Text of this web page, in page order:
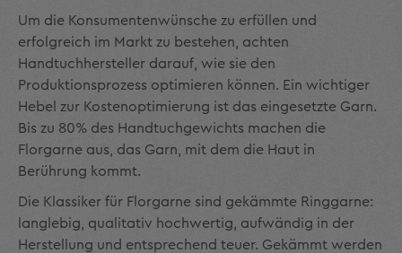
Um die Konsumentenwünsche zu erfüllen und
erfolgreich im Markt zu bestehen, achten
Handtuchhersteller darauf, wie sie den
Produktionsprozess optimieren kön­nen. Ein wichtiger
Hebel zur Kostenoptimierung ist das eingesetzte Garn.
Bis zu 80% des Handtuchgewichts machen die
Florgarne aus, das Garn, mit dem die Haut in
Berührung kommt.
Die Klassiker für Florgarne sind gekämmte Ringgarne:
langlebig, qualitativ hoch­wertig, aufwändig in der
Herstellung und entsprechend teuer. Gekämmt werden